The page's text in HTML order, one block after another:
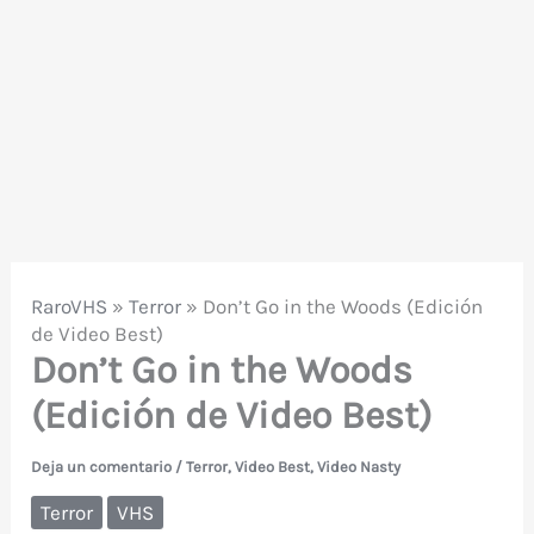
RaroVHS »Terror » Don’t Go in the Woods (Edición
de Video Best)
Don’t Go in the Woods
(Edición de Video Best)
Deja un comentario /Terror,Video Best,Video Nasty
Terror VHS